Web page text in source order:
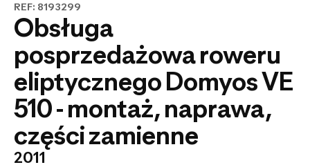
REF: 8193299
Obsługa
posprzedażowa roweru
eliptycznego Domyos VE
510 - montaż, naprawa,
części zamienne
2011